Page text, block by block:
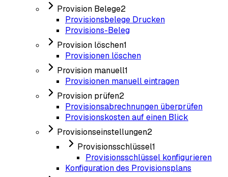
Provision Belege2
Provisionsbelege Drucken
Provisions-Beleg
Provision löschen1
Provisionen löschen
Provision manuell1
Provisionen manuell eintragen
Provision prüfen2
Provisionsabrechnungen überprüfen
Provisionskosten auf einen Blick
Provisionseinstellungen2
Provisionsschlüssel1
Provisionsschlüssel konfigurieren
Konfiguration des Provisionsplans